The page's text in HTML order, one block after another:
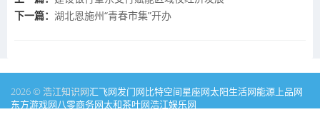
下一篇： 湖北恩施州“青春市集”开办
2026 © 浩江知识网汇飞网发门网比特空间星座网太阳生活网能源 上品网
东方游戏网八零商务网太和茶叶网浩江娱乐网